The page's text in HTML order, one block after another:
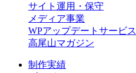
サイト運用・保守
メディア事業
WPアップデートサービス
高尾山マガジン
制作実績